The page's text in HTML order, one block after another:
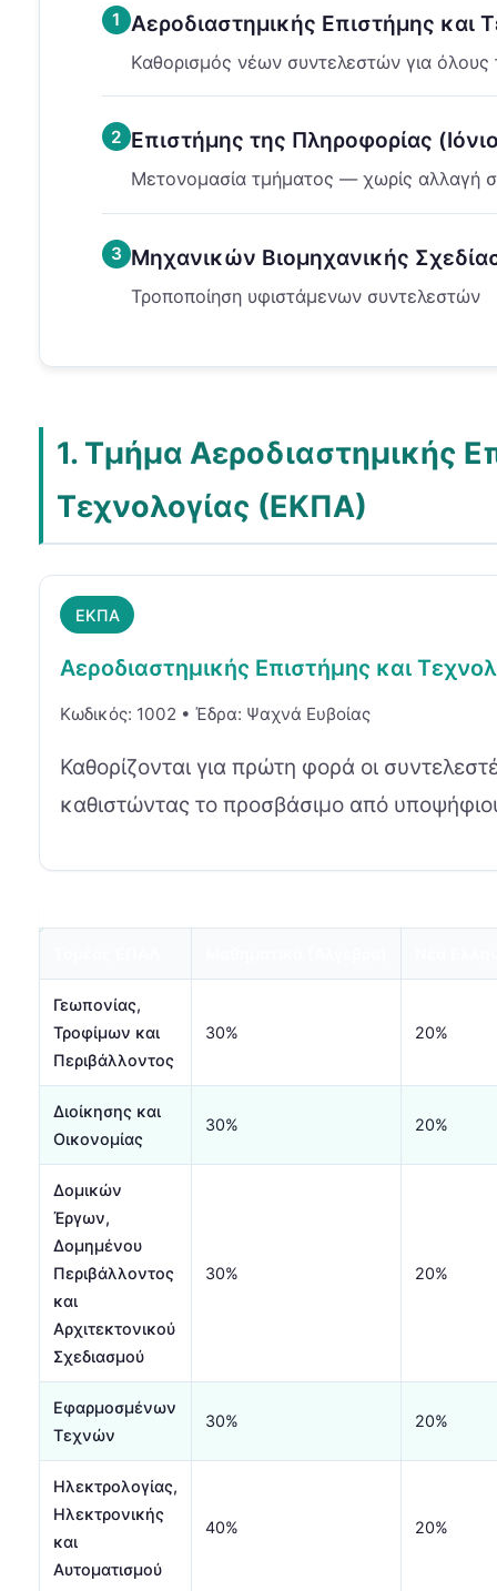
1 Αεροδιαστημικής Επιστήμης και
Καθορισμός νέων συντελεστών για όλους
2 Επιστήμης της Πληροφορίας
Μετονομασία τμήματος — χωρίς αλλαγή
3 Μηχανικών Βιομηχανικής
Τροποποίηση υφιστάμενων συντελεστών
1. Τμήμα Αεροδιαστημικής
Τεχνολογίας (ΕΚΠΑ)
ΕΚΠΑ
Αεροδιαστημικής Επιστήμης και
Κωδικός: 1002 • Έδρα: Ψαχνά Ευβοίας
Καθορίζονται για πρώτη φορά οι
καθιστώντας το προσβάσιμο από
Γεωπονίας,
Τροφίμων και
Περιβάλλοντος
30% 20%
Διοίκησης και
Οικονομίας
30% 20%
Δομικών
Έργων,
Δομημένου
Περιβάλλοντος
και
Αρχιτεκτονικού
Σχεδιασμού
30% 20%
Εφαρμοσμένων
Τεχνών
30% 20%
Ηλεκτρολογίας,
Ηλεκτρονικής
και
Αυτοματισμού
40% 20%